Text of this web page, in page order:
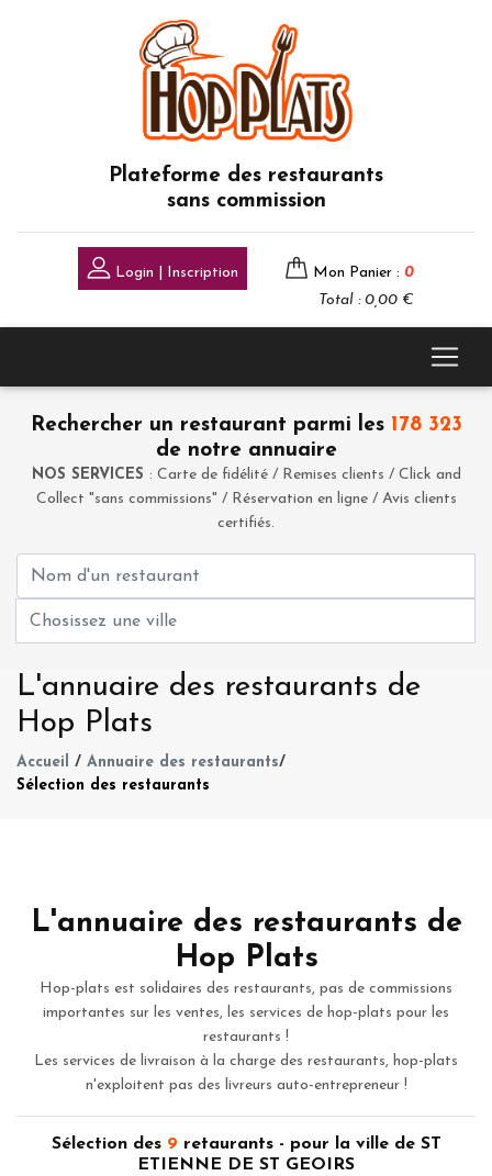
Plateforme des restaurants
sans commission
Login | Inscription Mon Panier : 0
Total : 0,00 €
Rechercher un restaurant parmi les 178 323
de notre annuaire
NOS SERVICES : Carte de fidélité / Remises clients / Click and
Collect "sans commissions" / Réservation en ligne / Avis clients
certifiés.
L'annuaire des restaurants de
Hop Plats
Accueil / Annuaire des restaurants/
Sélection des restaurants
L'annuaire des restaurants de
Hop Plats
Hop-plats est solidaires des restaurants, pas de commissions
importantes sur les ventes, les services de hop-plats pour les
restaurants !
Les services de livraison à la charge des restaurants, hop-plats
n'exploitent pas des livreurs auto-entrepreneur !
Sélection des 9 retaurants - pour la ville de ST
ETIENNE DE ST GEOIRS